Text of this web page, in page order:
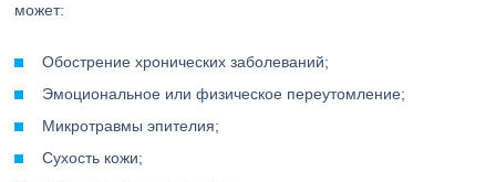
может:
Обострение хронических заболеваний;
Эмоциональное или физическое переутомление;
Микротравмы эпителия;
Сухость кожи;